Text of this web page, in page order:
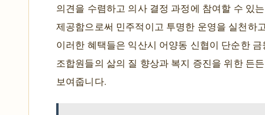
의견을 수렴하고 의사 결정 과정에 참여할 수 있
제공함으로써 민주적이고 투명한 운영을 실천하
이러한 혜택들은 익산시 어양동 신협이 단순한
조합원들의 삶의 질 향상과 복지 증진을 위한 든
보여줍니다.